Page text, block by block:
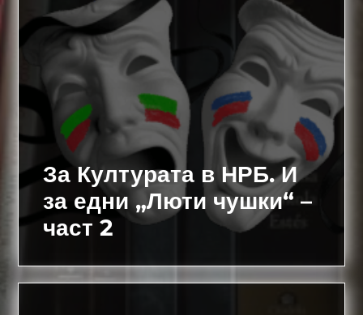
За Културата в НРБ. И
за едни „Люти чушки“ –
част 2